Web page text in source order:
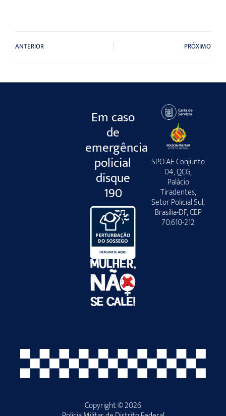
ANTERIOR PRÓXIMO
Em caso
de
emergência
policial
disque
190
SPO AE Conjunto
04, QCG,
Palácio
Tiradentes,
Setor Policial Sul,
Brasília-DF, CEP
70.610-212
Copyright © 2026